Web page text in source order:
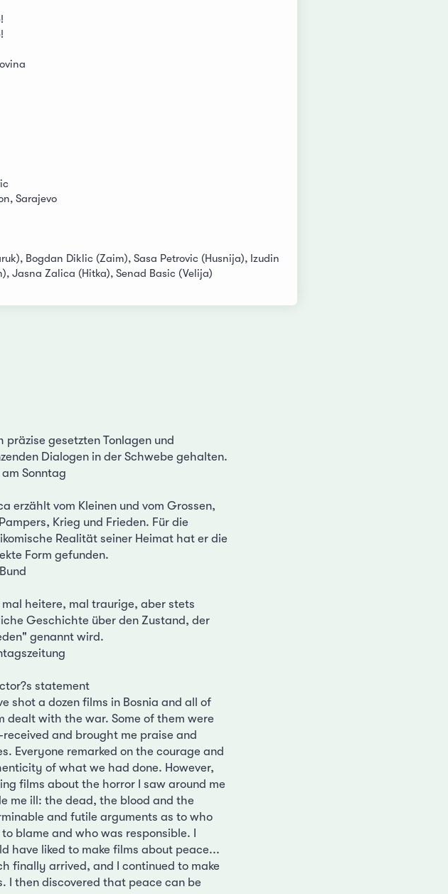
Sarajevo
Bogdan Diklic (Zaim), Sasa Petrovic (Husnija), Izudin
Jasna Zalica (Hitka), Senad Basic (Velija)
präzise gesetzten Tonlagen und
Dialogen in der Schwebe gehalten.
am Sonntag
erzählt vom Kleinen und vom Grossen,
Krieg und Frieden. Für die
Realität seiner Heimat hat er die
Form gefunden.
mal heitere, mal traurige, aber stets
Geschichte über den Zustand, der
genannt wird.
statement
shot a dozen films in Bosnia and all of
dealt with the war. Some of them were
and brought me praise and
Everyone remarked on the courage and
of what we had done. However,
films about the horror I saw around me
me ill: the dead, the blood and the
and futile arguments as to who
blame and who was responsible. I
have liked to make films about peace...
finally arrived, and I continued to make
I then discovered that peace can be